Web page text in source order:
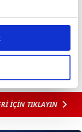
özel
yaparken
sunmak
adına
bu noktada,
tek gelir
isteriz.
izin vermedikleri
İÇİN TIKLAYIN